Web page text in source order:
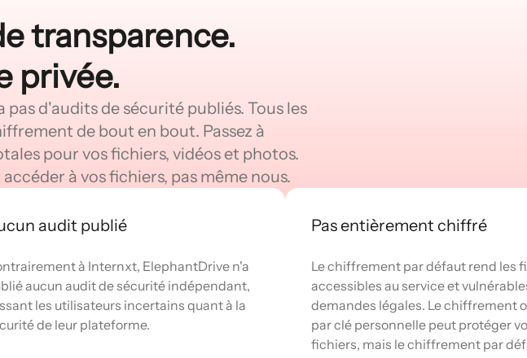
transparence.
privée.
d'audits de sécurité publiés. Tous les
de bout en bout. Passez à
pour vos fichiers, vidéos et photos.
à vos fichiers, pas même nous.
audit publié
à Internxt, ElephantDrive n'a
aucun audit de sécurité indépendant,
les utilisateurs incertains quant à la
de leur plateforme.
Pas entièrement chiffré
Le chiffrement par défaut rend les
accessibles au service et
demandes légales. Le chiffrement
par clé personnelle peut protéger
fichiers, mais le chiffrement par